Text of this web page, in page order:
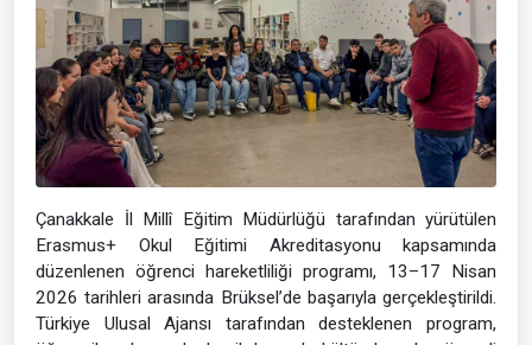
Çanakkale İl Millî Eğitim Müdürlüğü tarafından yürütülen
Erasmus+ Okul Eğitimi Akreditasyonu kapsamında
düzenlenen öğrenci hareketliliği programı, 13–17 Nisan
2026 tarihleri arasında Brüksel’de başarıyla gerçekleştirildi.
Türkiye Ulusal Ajansı tarafından desteklenen program,